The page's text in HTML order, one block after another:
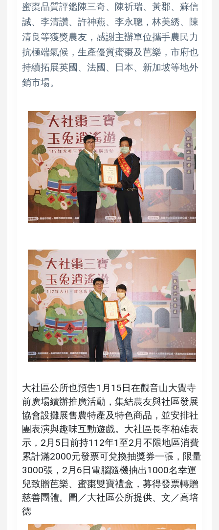
蜜棗品質評鑑陳三奇、陳祈瑞、黃郡、蘇信
誠、李清讚、許神燕、李永聰，林美綉、陳
清良等獲獎農友，感謝主辦單位攜手農民力
抗極端氣候，生產優質蜜棗及芭樂，市府也
持續拓展英國、法國、日本、新加坡等地外
銷市場。
大社區公所也預告1月15日在觀音山大覺寺
前廣場續辦推廣活動，集結農友與社區發展
協會設攤展售農特產及特色商品，並安排社
團表演與趣味互動遊戲。大社區長李柏雄表
示，2月5日前持112年1至2月不限地區消費
累計滿2000元發票可兌換抽獎券一張，限量
3000張，2月6日電腦隨機抽出1000名幸運
兒致贈芭樂、蜜棗雙寶禮盒，募得發票轉贈
慈善團體。圖／大社區公所提供、文／高培
德